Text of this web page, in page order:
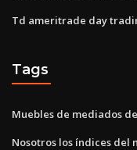
Td ameritrade day
Tags
Muebles de mediados
Nosotros los índices del